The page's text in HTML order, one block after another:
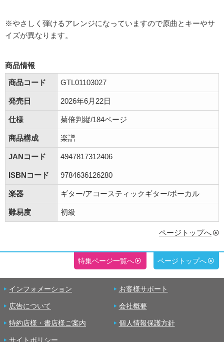
※やさしく弾けるアレンジになっていますので原曲とキーやサ
イズが異なります。
商品情報
商品コード
GTL01103027
発売日 2026年6月22日
仕様 菊倍判縦/184ページ
商品構成 楽譜
JANコード 4947817312406
ISBNコード 9784636126280
楽器 ギター/アコースティックギター/ボーカル
難易度 初級
ページトップへ
特集ページ一覧へ ページトップへ
インフォメーション お客様サポート
広告について 会社概要
特約店様・書店様ご案内 個人情報保護方針
サイトポリシー